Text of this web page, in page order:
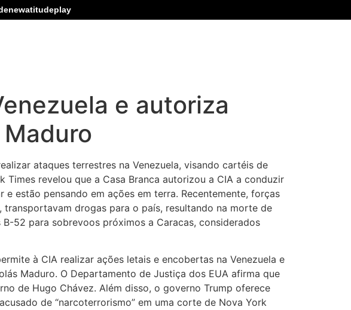
e autoriza
ataques terrestres na Venezuela, visando cartéis de
revelou que a Casa Branca autorizou a CIA a conduzir
estão pensando em ações em terra. Recentemente, forças
drogas para o país, resultando na morte de
52 para sobrevoos próximos a Caracas, considerados
à CIA realizar ações letais e encobertas na Venezuela e
Maduro. O Departamento de Justiça dos EUA afirma que
de Hugo Chávez. Além disso, o governo Trump oferece
de “narcoterrorismo” em uma corte de Nova York
atitudeplay